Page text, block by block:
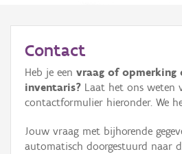
Erfgoedobject
Aanduidingsobject
Waarneming
Contact
Heb je een vraag of opmerking
inventaris? Laat het ons weten
contactformulier hieronder. We
Jouw vraag met bijhorende
automatisch doorgestuurd naar